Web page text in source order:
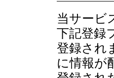
当サービ
下記登録
登録され
に情報が